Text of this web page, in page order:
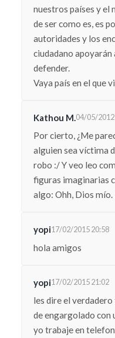
nuestros países y el
de ser como es, es
autoridades y los
ciudadano apoyarán
defender.
Vaya país en el que
Kathou M.04/05/2012
Por cierto, ¿Me
alguien sea víctima
robo :/ Y veo leo
figuras imaginarias
algo: Ohh, Dios
yopi17/02/2015 20:58
hola amigos
yopi17/02/2015 21:02
les dire el
de engargolado con
yo trabaje en